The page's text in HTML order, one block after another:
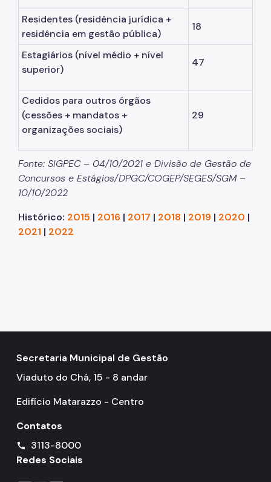
Residentes (residência jurídica +
residência em gestão pública)
18
Estagiários (nível médio + nível
superior)
47
Cedidos para outros órgãos
(cessões + mandatos +
organizações sociais)
29
Fonte: SIGPEC – 04/10/2021 e Divisão de Gestão de
Concursos e Estágios/DPGC/COGEP/SEGES/SGM –
10/10/2022
Histórico: 2015 | 2016 | 2017 | 2018 | 2019 | 2020 |
2021 | 2022
Secretaria Municipal de Gestão
Viaduto do Chá, 15 - 8 andar
Edifício Matarazzo - Centro
Contatos
call
3113-8000
Redes Sociais